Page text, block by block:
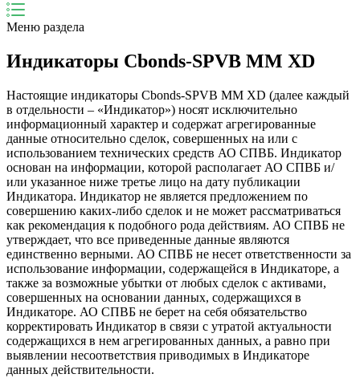
Меню раздела
Индикаторы Cbonds-SPVB MM XD
Настоящие индикаторы Cbonds-SPVB MM XD (далее каждый
в отдельности – «Индикатор») носят исключительно
информационный характер и содержат агрегированные
данные относительно сделок, совершенных на или с
использованием технических средств АО СПВБ. Индикатор
основан на информации, которой располагает АО СПВБ и/
или указанное ниже третье лицо на дату публикации
Индикатора. Индикатор не является предложением по
совершению каких-либо сделок и не может рассматриваться
как рекомендация к подобного рода действиям. АО СПВБ не
утверждает, что все приведенные данные являются
единственно верными. АО СПВБ не несет ответственности за
использование информации, содержащейся в Индикаторе, а
также за возможные убытки от любых сделок с активами,
совершенных на основании данных, содержащихся в
Индикаторе. АО СПВБ не берет на себя обязательство
корректировать Индикатор в связи с утратой актуальности
содержащихся в нем агрегированных данных, а равно при
выявлении несоответствия приводимых в Индикаторе
данных действительности.